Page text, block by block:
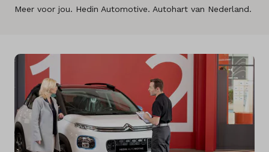
Meer voor jou. Hedin Automotive. Autohart van Nederland.